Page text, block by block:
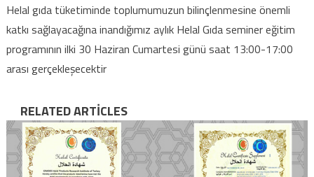
Helal gıda tüketiminde toplumumuzun bilinçlenmesine önemli
katkı sağlayacağına inandığımız aylık Helal Gıda seminer eğitim
programının ilki 30 Haziran Cumartesi günü saat 13:00-17:00
arası gerçekleşecektir
RELATED ARTICLES